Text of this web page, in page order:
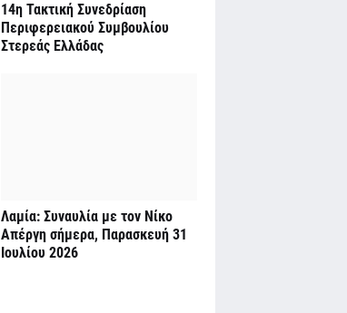
14η Τακτική Συνεδρίαση
Περιφερειακού Συμβουλίου
Στερεάς Ελλάδας
Λαμία: Συναυλία με τον Νίκο
Απέργη σήμερα, Παρασκευή 31
Ιουλίου 2026